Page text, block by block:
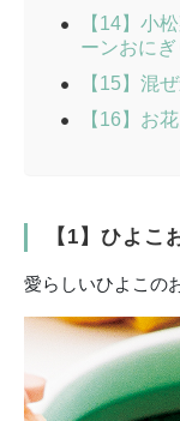
【14】小
ーンおにぎ
【15】混
【16】お
【1】ひよこ
愛らしいひよこの